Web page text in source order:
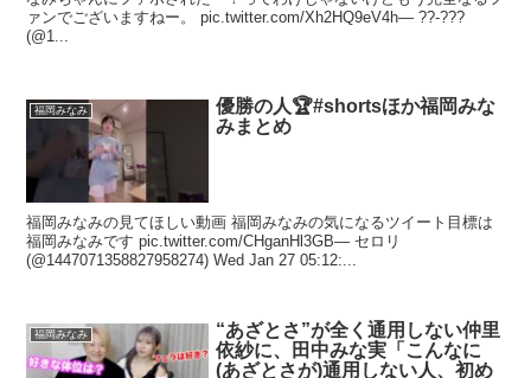
ァンでございますねー。 pic.twitter.com/Xh2HQ9eV4h— ??-???
(@1...
福岡みなみ
優勝の人🏆#shortsほか福岡みな
みまとめ
福岡みなみの見てほしい動画 福岡みなみの気になるツイート目標は
福岡みなみです pic.twitter.com/CHganHl3GB— セロリ
(@1447071358827958274) Wed Jan 27 05:12:...
福岡みなみ
“あざとさ”が全く通用しない仲里
依紗に、田中みな実「こんなに
(あざとさが)通用しない人、初め